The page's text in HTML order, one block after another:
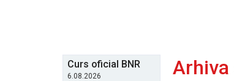
Curs oficial BNR
6.08.2026 Arhiva